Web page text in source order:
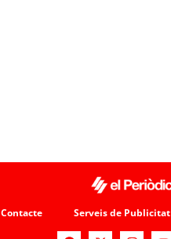
Contacte Serveis de Publicitat